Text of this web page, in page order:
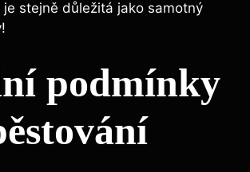
je stejně důležitá jako samotný
podmínky